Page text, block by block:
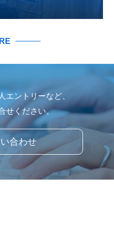
エントリーなど、
せください。
合わせ